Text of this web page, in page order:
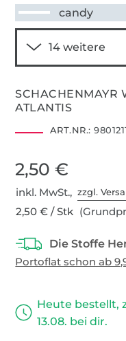
candy
SCHACHENMAYR
ATLANTIS
ART.NR.:
2,50 €
inkl. MwSt.,zzgl.
2,50 € / Stk
Heute bestellt,
13.08. bei dir.